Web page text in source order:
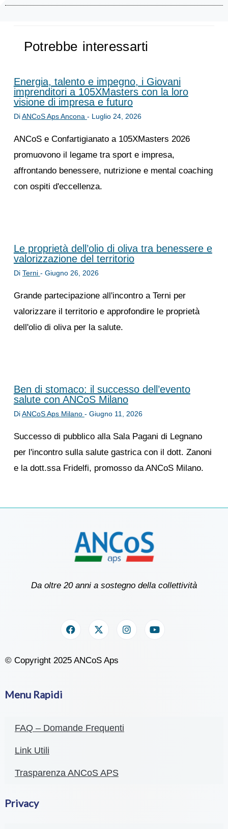
Potrebbe interessarti
Energia, talento e impegno, i Giovani
imprenditori a 105XMasters con la loro
visione di impresa e futuro
DiANCoS Aps Ancona - Luglio 24, 2026
ANCoS e Confartigianato a 105XMasters 2026
promuovono il legame tra sport e impresa,
affrontando benessere, nutrizione e mental coaching
con ospiti d'eccellenza.
Le proprietà dell’olio di oliva tra benessere e
valorizzazione del territorio
Di Terni - Giugno 26, 2026
Grande partecipazione all'incontro a Terni per
valorizzare il territorio e approfondire le proprietà
dell'olio di oliva per la salute.
Ben di stomaco: il successo dell’evento
salute con ANCoS Milano
DiANCoS Aps Milano - Giugno 11, 2026
Successo di pubblico alla Sala Pagani di Legnano
per l'incontro sulla salute gastrica con il dott. Zanoni
e la dott.ssa Fridelfi, promosso da ANCoS Milano.
Da oltre 20 anni a sostegno della collettività
© Copyright 2025 ANCoS Aps
Menu Rapidi
FAQ – Domande Frequenti
Link Utili
Trasparenza ANCoS APS
Privacy